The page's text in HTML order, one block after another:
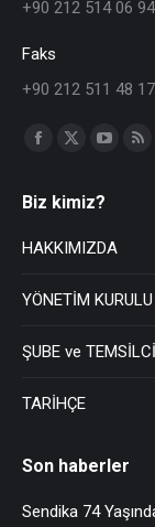
+90 212 514 06 94
Faks
+90 212 511 48 17
Find us on:
Biz kimiz?
HAKKIMIZDA
YÖNETİM KURULU
ŞUBE ve
TARİHÇE
Son haberler
Sendika 74